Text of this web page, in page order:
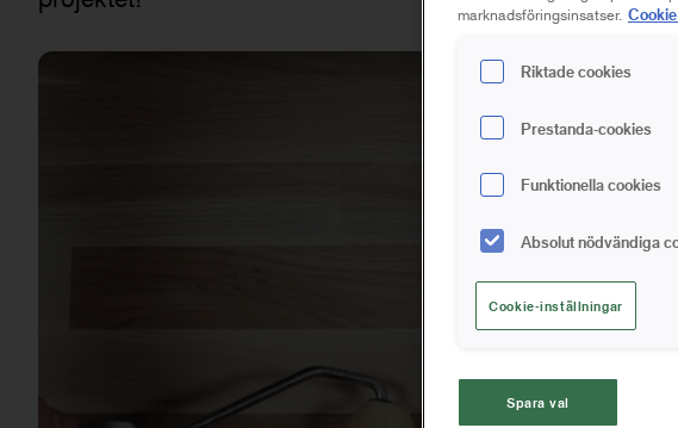
marknadsföringsinsatser.
Riktade cookies
Prestanda-cookies
Funktionella cookies
Absolut nödvändiga
Cookie-inställningar
Spara val